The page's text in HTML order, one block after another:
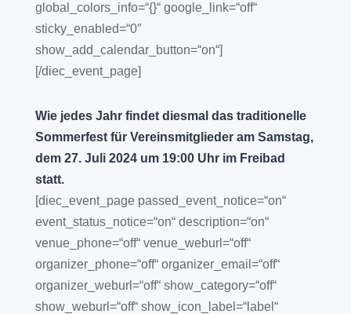
global_colors_info=“{}“ google_link=“off“
sticky_enabled=“0″
show_add_calendar_button=“on“]
[/diec_event_page]
Wie jedes Jahr findet diesmal das traditionelle
Sommerfest für Vereinsmitglieder am Samstag,
dem 27. Juli 2024 um 19:00 Uhr im Freibad
statt.
[diec_event_page passed_event_notice=“on“
event_status_notice=“on“ description=“on“
venue_phone=“off“ venue_weburl=“off“
organizer_phone=“off“ organizer_email=“off“
organizer_weburl=“off“ show_category=“off“
show_weburl=“off“ show_icon_label=“label“